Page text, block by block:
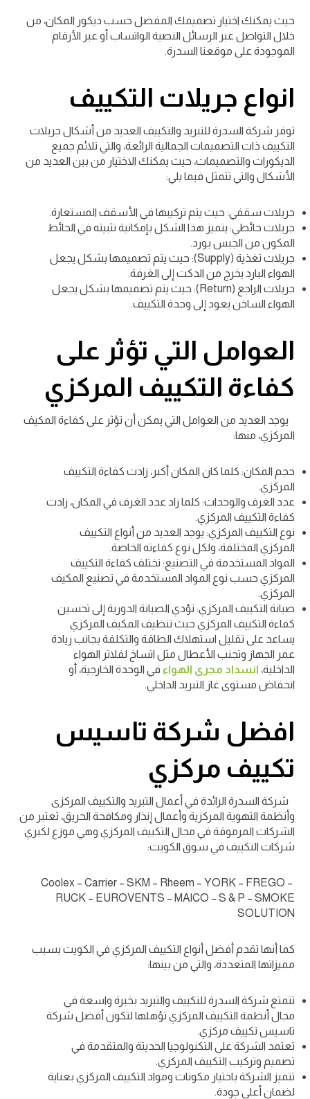
حيث يمكنك اختيار تصميمك المفضل حسب ديكور المكان، من
خلال التواصل عبر الرسائل النصية الواتساب أو عبر الأرقام
الموجودة على موقعنا السدرة.
انواع جريلات التكييف
توفر شركة السدرة للتبريد والتكييف العديد من أشكال جريلات
التكييف ذات التصميمات الجمالية الرائعة، والتي تلائم جميع
الديكورات والتصميمات، حيث يمكنك الاختيار من بين العديد من
الأشكال والتي تتمثل فيما يلي:
جريلات سقفي: حيث يتم تركيبها في الأسقف المستعارة.
جريلات حائطي: يتميز هذا الشكل بإمكانية تثبيته في الحائط
المكون من الجبس بورد.
جريلات تغذية (Supply): حيث يتم تصميمها بشكل يجعل
الهواء البارد يخرج من الدكت إلى الغرفة.
جريلات الراجع (Return): حيث يتم تصميمها بشكل يجعل
الهواء الساخن يعود إلى وحدة التكييف.
العوامل التي تؤثر على
كفاءة التكييف المركزي
يوجد العديد من العوامل التي يمكن أن تؤثر على كفاءة المكيف
المركزي، منها:
حجم المكان: كلما كان المكان أكبر، زادت كفاءة التكييف
المركزي.
عدد الغرف والوحدات: كلما زاد عدد الغرف في المكان، زادت
كفاءة التكييف المركزي.
نوع التكييف المركزي: يوجد العديد من أنواع التكييف
المركزي المختلفة، ولكل نوع كفاءته الخاصة.
المواد المستخدمة في التصنيع: تختلف كفاءة التكييف
المركزي حسب نوع المواد المستخدمة في تصنيع المكيف
المركزي.
صيانة التكييف المركزي: تؤدي الصيانة الدورية إلى تحسين
كفاءة التكييف المركزي حيث تنظيف المكيف المركزي
يساعد على تقليل استهلاك الطاقة والتكلفة بجانب زيادة
عمر الجهاز وتجنب الأعطال مثل اتساخ لفلاتر الهواء
الداخلية، انسداد مجرى الهواء في الوحدة الخارجية، أو
انخفاض مستوى غاز التبريد الداخلي.
افضل شركة تاسيس
تكييف مركزي
شركة السدرة الرائدة في أعمال التبريد والتكييف المركزى
وأنظمة التهوية المركزية وأعمال إنذار ومكافحة الحريق، تعتبر من
الشركات المرموقة في مجال التكييف المركزي وهي موزع لكبري
شركات التكييف في سوق الكويت:
Coolex – Carrier – SKM – Rheem – YORK – FREGO –
RUCK – EUROVENTS – MAICO – S & P – SMOKE
SOLUTION
كما أنها تقدم أفضل أنواع التكييف المركزي في الكويت بسبب
مميزاتها المتعددة، والتي من بينها:
تتمتع شركة السدرة للتكييف والتبريد بخبرة واسعة في
مجال أنظمة التكييف المركزي تؤهلها لتكون أفضل شركة
تاسيس تكييف مركزي.
تعتمد الشركة على التكنولوجيا الحديثة والمتقدمة في
تصميم وتركيب التكييف المركزي.
تتميز الشركة باختيار مكونات ومواد التكييف المركزي بعناية
لضمان أعلى جودة.